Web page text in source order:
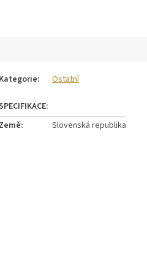
Kategorie: Ostatní
Země: Slovenská republika